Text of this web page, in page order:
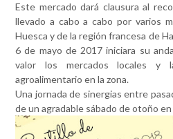
Este mercado dará clausura al
llevado a cabo a cabo por varios
Huesca y de la región francesa de
6 de mayo de 2017 iniciara su
valor los mercados locales y
agroalimentario en la zona.
Una jornada de sinergias entre
de un agradable sábado de otoño